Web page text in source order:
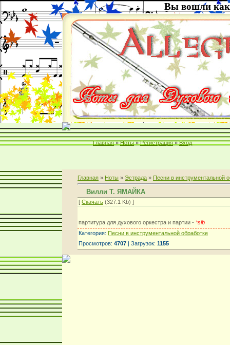
Вы вошли как
Главная » Ноты » Регистрация » Вход
Главная » Ноты » Эстрада » Песни в инструментальной
Вилли Т. ЯМАЙКА
[ Скачать (327.1 Kb) ]
партитура для духового оркестра и партии - *sib
Категория: Песни в инструментальной обработке
Просмотров: 4707 | Загрузок: 1155